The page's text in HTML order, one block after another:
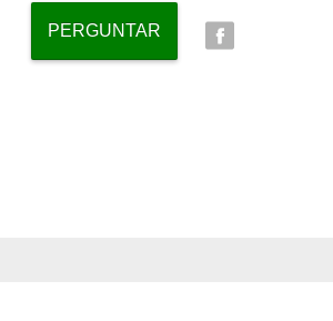
PERGUNTAR